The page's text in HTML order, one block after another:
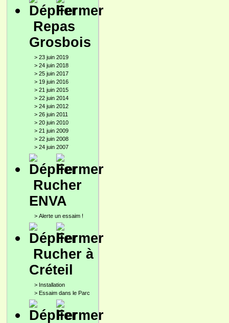
Repas
Grosbois
> 23 juin 2019
> 24 juin 2018
> 25 juin 2017
> 19 juin 2016
> 21 juin 2015
> 22 juin 2014
> 24 juin 2012
> 26 juin 2011
> 20 juin 2010
> 21 juin 2009
> 22 juin 2008
> 24 juin 2007
Rucher
ENVA
> Alerte un essaim !
Rucher à
Créteil
> Installation
> Essaim dans le Parc